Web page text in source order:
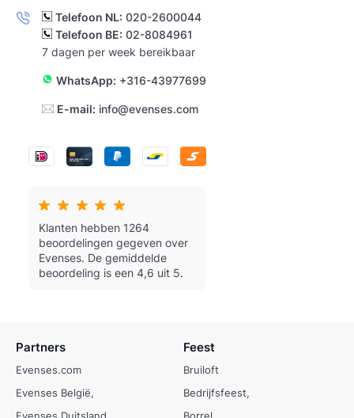
Telefoon NL: 020-2600044
Telefoon BE: 02-8084961
7 dagen per week bereikbaar
WhatsApp: +316-43977699
E-mail: info@evenses.com
Klanten hebben 1264
beoordelingen gegeven over
Evenses. De gemiddelde
beoordeling is een 4,6 uit 5.
Partners
Evenses.com
Evenses België
Evenses Duitsland
Feest
Bruiloft
Bedrijfsfeest
Borrel